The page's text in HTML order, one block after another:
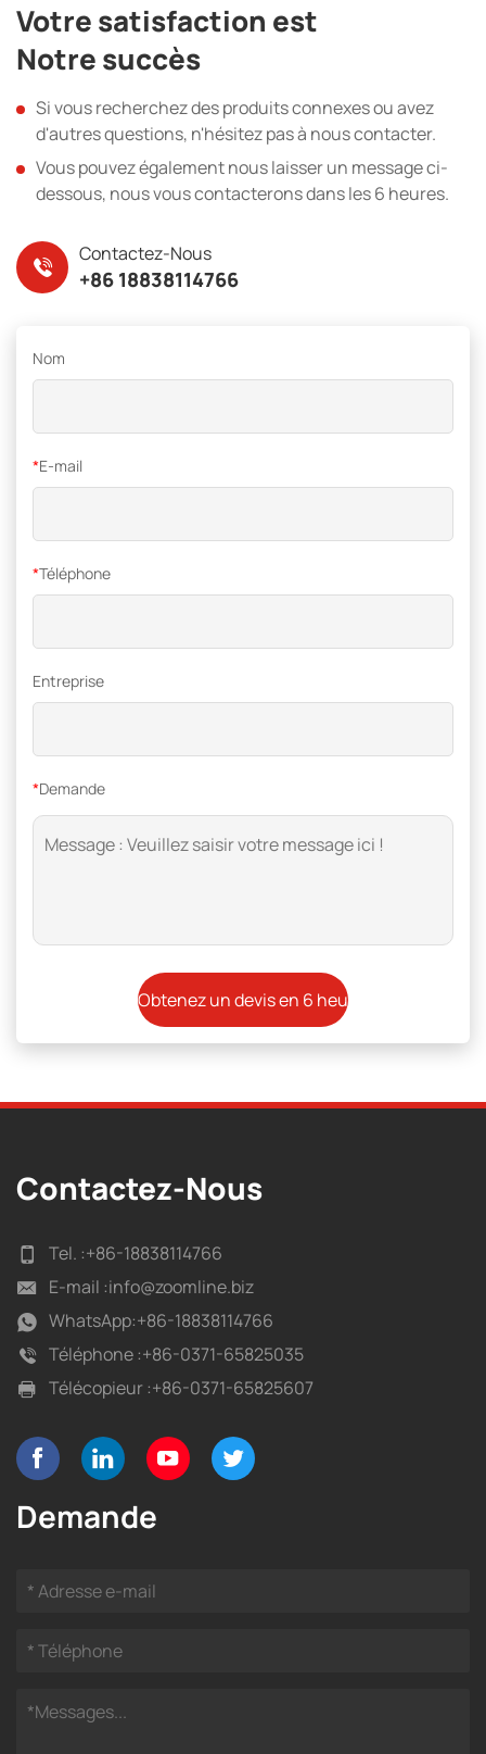
Votre satisfaction est
Notre succès
Si vous recherchez des produits connexes ou avez
d'autres questions, n'hésitez pas à nous contacter.
Vous pouvez également nous laisser un message ci-
dessous, nous vous contacterons dans les 6 heures.
Contactez-Nous
+86 18838114766
Nom
*E-mail
*Téléphone
Entreprise
*Demande
Contactez-Nous
Tel. :+86-18838114766
E-mail :info@zoomline.biz
WhatsApp:+86-18838114766
Téléphone :+86-0371-65825035
Télécopieur :+86-0371-65825607
Demande